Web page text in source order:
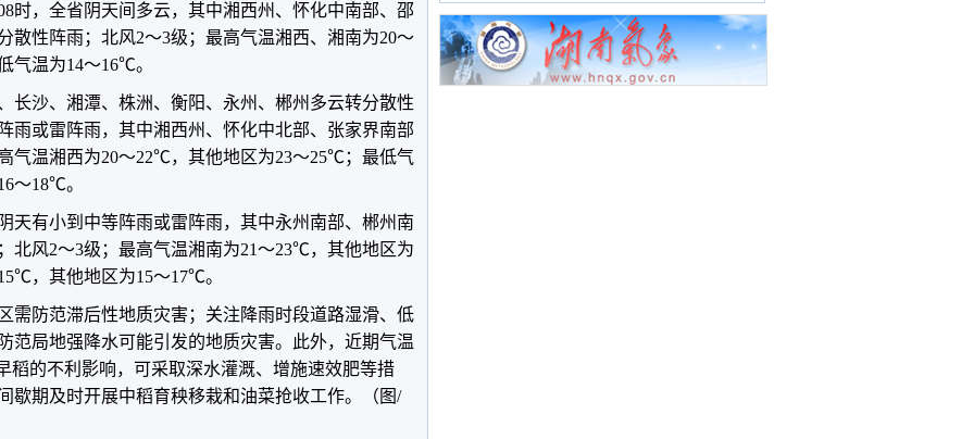
时，全省阴天间多云，其中湘西州、怀化中南部、邵
散性阵雨；北风2～3级；最高气温湘西、湘南为20～
气温为14～16℃。
长沙、湘潭、株洲、衡阳、永州、郴州多云转分散性
雨或雷阵雨，其中湘西州、怀化中北部、张家界南部
气温湘西为20～22℃，其他地区为23～25℃；最低气
～18℃。
天有小到中等阵雨或雷阵雨，其中永州南部、郴州南
北风2～3级；最高气温湘南为21～23℃，其他地区为
，其他地区为15～17℃。
需防范滞后性地质灾害；关注降雨时段道路湿滑、低
范局地强降水可能引发的地质灾害。此外，近期气温
稻的不利影响，可采取深水灌溉、增施速效肥等措
歇期及时开展中稻育秧移栽和油菜抢收工作。（图/